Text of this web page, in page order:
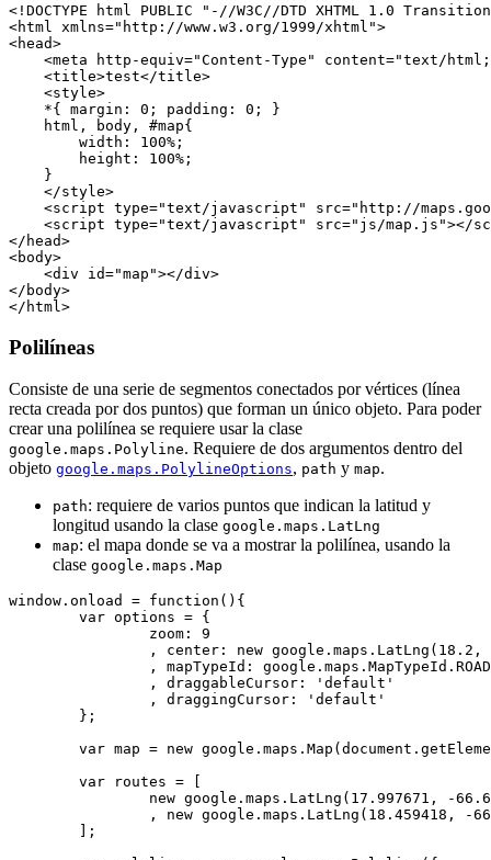
<!DOCTYPE html PUBLIC "-//W3C//DTD XHTML 1.0
<html xmlns="http://www.w3.org/1999/xhtml">
<head>
<meta http-equiv="Content-Type" content="text/
    <title>test</title>
    <style>
    *{ margin: 0; padding: 0; }
    html, body, #map{
        width: 100%;
        height: 100%;
    }
    </style>
<script type="text/javascript" src="http://
<script type="text/javascript" src="js/map.js"></
</head>
<body>
    <div id="map"></div>
</body>
Polilíneas
Consiste de una serie de segmentos conectados por vértices (línea
recta creada por dos puntos) que forman un único objeto. Para poder
crear una polilínea se requiere usar la clase
google.maps.Polyline. Requiere de dos argumentos dentro del
objeto google.maps.PolylineOptions, path y map.
path: requiere de varios puntos que indican la latitud y
longitud usando la clase google.maps.LatLng
map: el mapa donde se va a mostrar la polilínea, usando la
clase google.maps.Map
window.onload = function(){